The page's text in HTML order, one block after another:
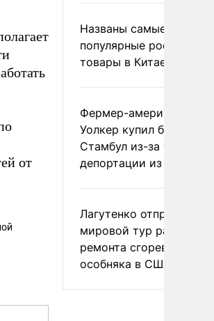
от
Названы самые
популярные российские
товары в Китае
Фермер-американец
Уолкер купил билет в
Стамбул из-за угрозы
депортации из России
Лагутенко отправился в
мировой тур ради
ремонта сгоревшего
особняка в США